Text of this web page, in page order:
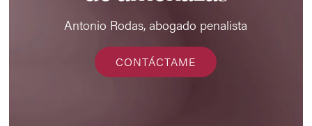
Antonio Rodas, abogado penalista
CONTÁCTAME